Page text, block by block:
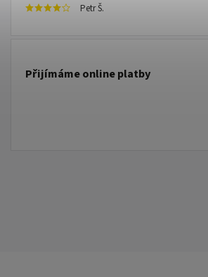
Petr Š.
Přijímáme online platby